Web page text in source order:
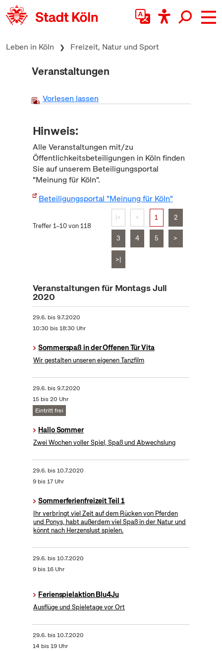
zum Inhalt springen
Leben in Köln Freizeit, Natur und Sport
Veranstaltungen
Vorlesen lassen
Hinweis:
Alle Veranstaltungen mit/zu
Öffentlichkeitsbeteiligungen in Köln finden
Sie auf unserem Beteiligungsportal
"Meinung für Köln".
Beteiligungsportal "Meinung für Köln"
Treffer 1–10 von 118
|< < 1 2
3 4 5 >
>|
Veranstaltungen für Montags Juli
2020
29.6. bis9.7.2020
10:30 bis 18:30 Uhr
Sommerspaß in der Offenen Tür Vita
Wir gestalten unseren eigenen Tanzfilm
29.6. bis9.7.2020
15 bis 20 Uhr
Eintritt frei
Hallo Sommer
Zwei Wochen voller Spiel, Spaß und Abwechslung
29.6. bis10.7.2020
9 bis 17 Uhr
Sommerferienfreizeit Teil 1
Ihr verbringt viel Zeit auf dem Rücken von Pferden
und Ponys, habt außerdem viel Spaß in der Natur und
könnt nach Herzenslust spielen.
29.6. bis10.7.2020
9 bis 16 Uhr
Ferienspielaktion Blu4Ju
Ausflüge und Spieletage vor Ort
29.6. bis10.7.2020
14 bis 19 Uhr